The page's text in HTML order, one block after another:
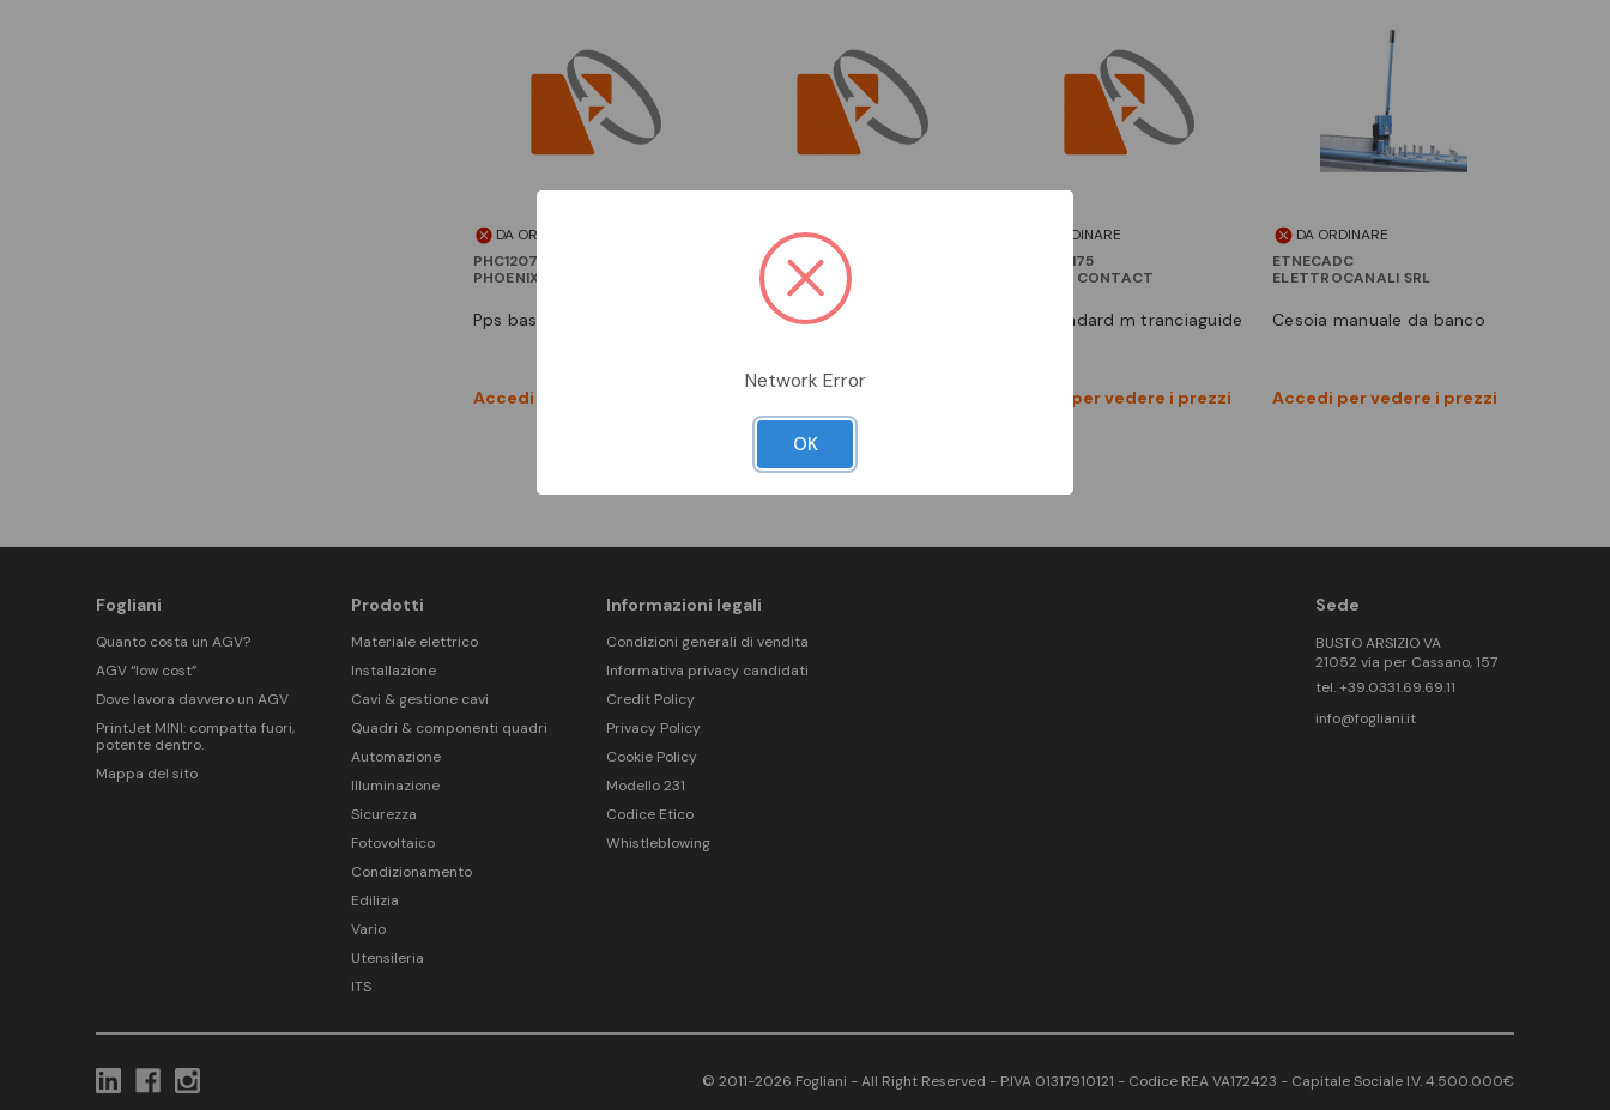
DA ORDINARE
PHC1207585
PHOENIX CONTACT
pps basic i/m tranciaguide
Accedi per vedere i prezzi
DA ORDINARE
PHC1104980
PHOENIX CONTACT
DA ORDINARE
PHC1206175
PHOENIX CONTACT
pps standard m tranciaguide
Accedi per vedere i prezzi
Confronta
DA ORDINARE
ETNECADC
ELETTROCANALI SRL
cesoia manuale da banco
Accedi per vedere i prezzi
Confronta
Fogliani
Quanto costa un AGV?
AGV “low cost”
Dove lavora davvero un AGV
PrintJet MINI: compatta fuori,
potente dentro.
Mappa del sito
Prodotti
Materiale elettrico
Installazione
Cavi & gestione cavi
Quadri & componenti quadri
Automazione
Illuminazione
Sicurezza
Fotovoltaico
Condizionamento
Edilizia
Vario
Utensileria
ITS
Informazioni legali
Condizioni generali di vendita
Informativa privacy candidati
Credit Policy
Privacy Policy
Cookie Policy
Modello 231
Codice Etico
Whistleblowing
Sede
BUSTO ARSIZIO VA
21052 via per Cassano, 157
tel. +39.0331.69.69.11
info@fogliani.it
© 2011-2026 Fogliani - All Right Reserved - P.IVA 01317910121 - Codice REA VA172423 - Capitale Sociale I.V. 4.500.000€
Network Error
OK